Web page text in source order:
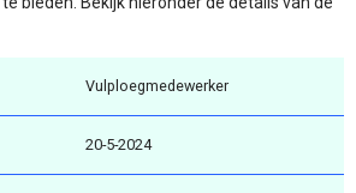
Vulploegmedewerker
20-5-2024